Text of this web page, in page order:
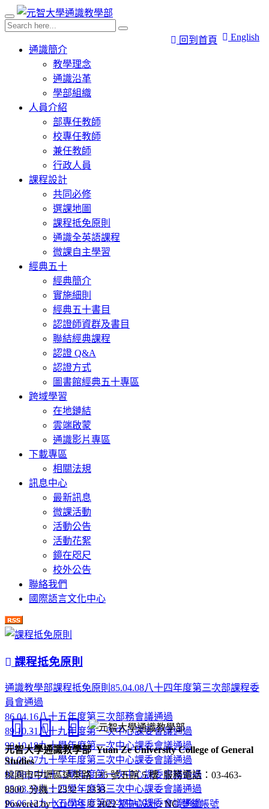
English
回到首頁
通識簡介
教學理念
通識沿革
學部組織
人員介紹
部專任教師
校專任教師
兼任教師
行政人員
課程設計
共同必修
選課地圖
課程抵免原則
通識全英語課程
微課自主學習
經典五十
經典簡介
實施細則
經典五十書目
認證師資群及書目
聯結經典課程
認證 Q&A
認證方式
圖書館經典五十專區
跨域學習
在地鏈結
雲端啟蒙
通識影片專區
下載專區
相關法規
訊息中心
最新訊息
微課活動
活動公告
活動花絮
鏡在咫尺
校外公告
聯絡我們
國際語言文化中心
課程抵免原則
通識教學部課程抵免原則85.04.08八十四年度第三次部課程委
員會通過
86.04.16八十五年度第三次部務會議通過
89.10.31八十九年度第一次中心課委會議通過
90.10.18九十學年度第一次中心課委會議通過
91.03.27九十學年度第三次中心課委會議通過
92.08.27九十二學年度第一次中心課委會議通過
95.03.30九十四學年度第三次中心課委會議通過
96.06.12九十五學年度第四次中心課委會議通過
元智大學通識教學部Yuan Ze University College of General
Studies
桃園市中壢區遠東路 135 號五館 5 樓服務電話：03-463-
8800 分機：2332、2333
Powered byXOOPS© 2022網站設計: NC登錄帳號